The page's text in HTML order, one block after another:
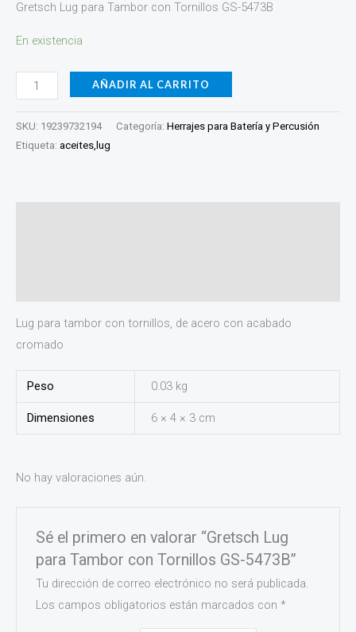
Gretsch Lug para Tambor con Tornillos GS-5473B
En existencia
AÑADIR AL CARRITO
SKU: 19239732194 Categoría: Herrajes para Batería y Percusión
Etiqueta: aceites,lug
Lug para tambor con tornillos, de acero con acabado
cromado
Peso 0.03 kg
Dimensiones 6 × 4 × 3 cm
No hay valoraciones aún.
Sé el primero en valorar “Gretsch Lug
para Tambor con Tornillos GS-5473B”
Tu dirección de correo electrónico no será publicada.
Los campos obligatorios están marcados con*